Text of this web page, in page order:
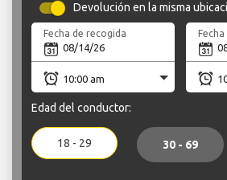
Devolución en la misma
Fecha de recogida
Edad del conductor:
18 - 29 30 - 69